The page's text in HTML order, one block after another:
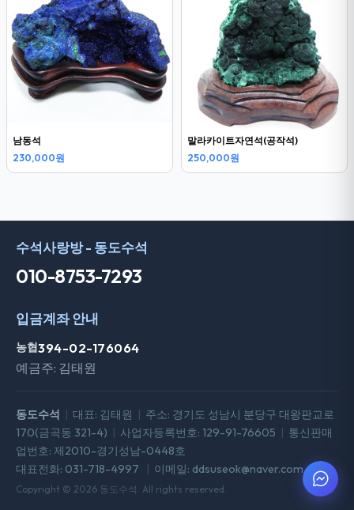
남동석
230,000원
말라카이트자연석(공작석)
250,000원
수석사랑방 - 동도수석
010-8753-7293
입금계좌 안내
농협394-02-176064
예금주: 김태원
동도수석 | 대표: 김태원 | 주소: 경기도 성남시 분당구 대왕판교로
170(금곡동 321-4) | 사업자등록번호: 129-91-76605 | 통신판매
업번호: 제2010-경기성남-0448호
대표전화: 031-718-4997
| 이메일: ddsuseok@naver.com
Copyright © 2026 동도수석. All rights reserved.